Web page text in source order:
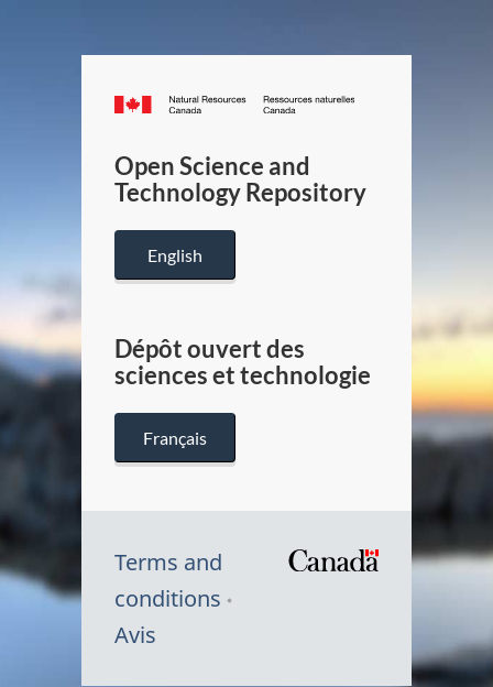
Canada.ca
/
Canada
Open Science and
Technology Repository
English
Dépôt ouvert des
sciences et technologie
Français
Terms and
conditions
Avis